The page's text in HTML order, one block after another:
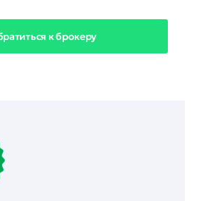
к брокеру